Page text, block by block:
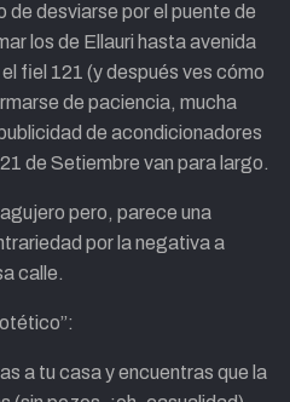
de desviarse por el puente de
los de Ellauri hasta avenida
fiel 121 (y después ves cómo
de paciencia, mucha
de acondicionadores
de Setiembre van para largo.
pero, parece una
por la negativa a
calle.
a tu casa y encuentras que la